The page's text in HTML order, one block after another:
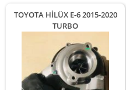
TOYOTA HİLÜX E-6 2015-2020
TURBO